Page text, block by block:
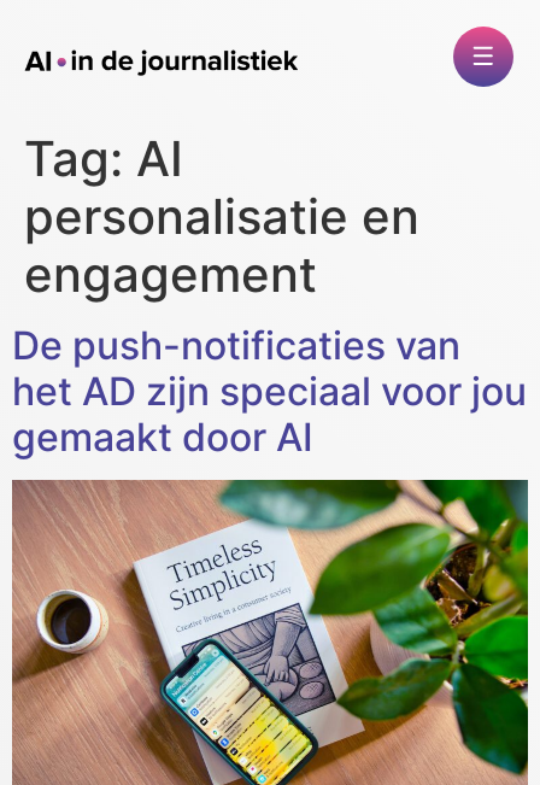
Tag: AI
personalisatie en
engagement
De push-notificaties van
het AD zijn speciaal voor jou
gemaakt door AI